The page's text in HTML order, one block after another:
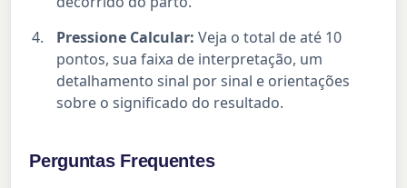
Pressione Calcular: Veja o total de até 10
pontos, sua faixa de interpretação, um
detalhamento sinal por sinal e orientações
sobre o significado do resultado.
Perguntas Frequentes